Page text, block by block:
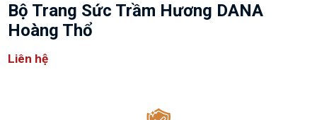
Bộ Trang Sức Trầm Hương DANA
Hoàng Thổ
Liên hệ